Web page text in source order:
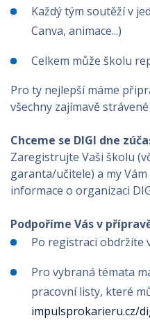
Každý tým soutěží v
Canva, animace...)
Celkem může školu
Pro ty nejlepší máme
všechny zajímavě
Chceme se DIGI dne
Zaregistrujte Vaši školu
garanta/učitele) a my
informace o organizaci
Podpoříme Vás v
Po registraci obdržíte
Pro vybraná témata
pracovní listy, které
impulsprokarieru.cz/